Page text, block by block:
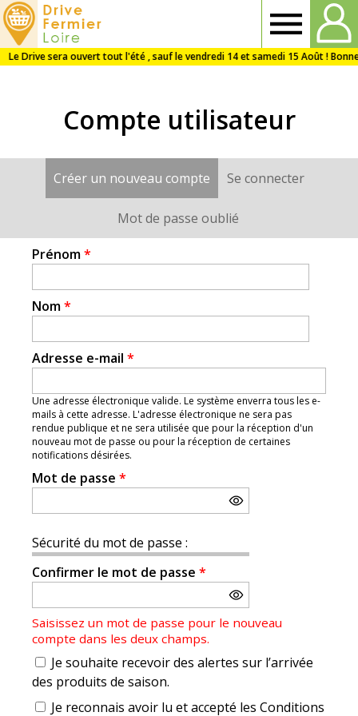
Loire
Compte utilisateur
Onglets
principaux
Créer un nouveau compte (onglet actif)
Se connecter
Mot de passe oublié
Prénom*
Nom*
Adresse e-mail *
Une adresse électronique valide. Le système enverra tous les e-
mails à cette adresse. L'adresse électronique ne sera pas
rendue publique et ne sera utilisée que pour la réception d'un
nouveau mot de passe ou pour la réception de certaines
notifications désirées.
Mot de passe *
Sécurité du mot de passe :
Confirmer le mot de passe *
Saisissez un mot de passe pour le nouveau
compte dans les deux champs.
Je souhaite recevoir des alertes sur l’arrivée
des produits de saison.
Je reconnais avoir lu et accepté les Conditions